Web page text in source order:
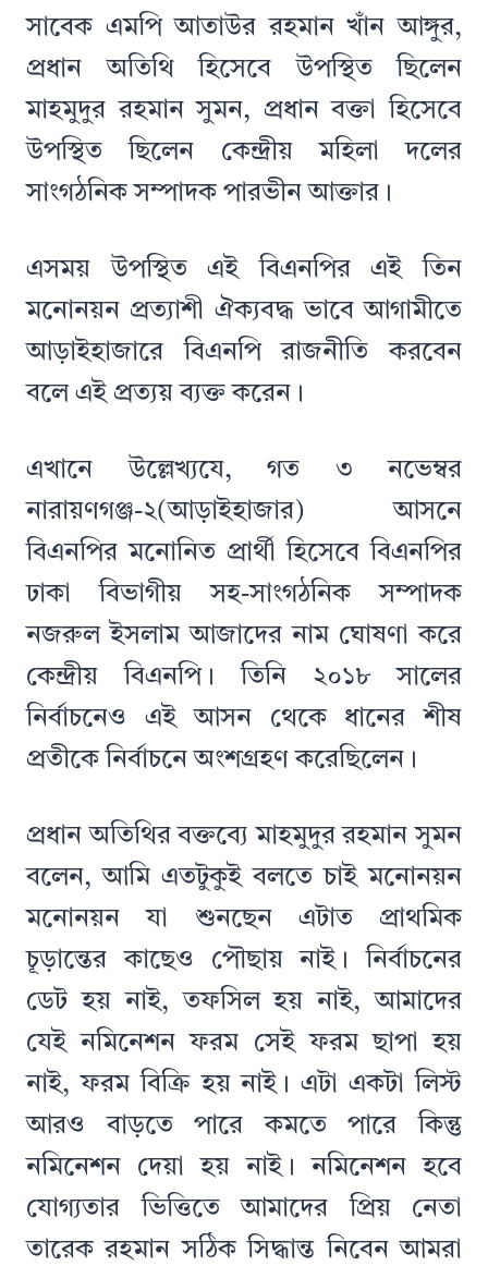
সাবেক এমপি আতাউর রহমান খাঁন আঙ্গুর,
প্রধান অতিথি হিসেবে উপস্থিত ছিলেন
মাহমুদুর রহমান সুমন, প্রধান বক্তা হিসেবে
উপস্থিত ছিলেন কেন্দ্রীয় মহিলা দলের
সাংগঠনিক সম্পাদক পারভীন আক্তার।
এসময় উপস্থিত এই বিএনপির এই তিন
মনোনয়ন প্রত্যাশী ঐক্যবদ্ধ ভাবে আগামীতে
আড়াইহাজারে বিএনপি রাজনীতি করবেন
বলে এই প্রত্যয় ব্যক্ত করেন।
এখানে উল্লেখ্যযে, গত ৩ নভেম্বর
নারায়ণগঞ্জ-২(আড়াইহাজার) আসনে
বিএনপির মনোনিত প্রার্থী হিসেবে বিএনপির
ঢাকা বিভাগীয় সহ-সাংগঠনিক সম্পাদক
নজরুল ইসলাম আজাদের নাম ঘোষণা করে
কেন্দ্রীয় বিএনপি। তিনি ২০১৮ সালের
নির্বাচনেও এই আসন থেকে ধানের শীষ
প্রতীকে নির্বাচনে অংশগ্রহণ করেছিলেন।
প্রধান অতিথির বক্তব্যে মাহমুদুর রহমান সুমন
বলেন, আমি এতটুকুই বলতে চাই মনোনয়ন
মনোনয়ন যা শুনছেন এটাত প্রাথমিক
চূড়ান্তের কাছেও পৌছায় নাই। নির্বাচনের
ডেট হয় নাই, তফসিল হয় নাই, আমাদের
যেই নমিনেশন ফরম সেই ফরম ছাপা হয়
নাই, ফরম বিক্রি হয় নাই। এটা একটা লিস্ট
আরও বাড়তে পারে কমতে পারে কিন্তু
নমিনেশন দেয়া হয় নাই। নমিনেশন হবে
যোগ্যতার ভিত্তিতে আমাদের প্রিয় নেতা
তারেক রহমান সঠিক সিদ্ধান্ত নিবেন আমরা